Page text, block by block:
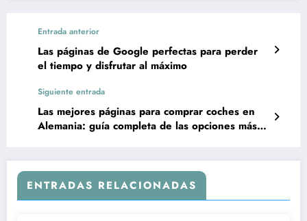
Entrada anterior
Las páginas de Google perfectas para perder
el tiempo y disfrutar al máximo
Siguiente entrada
Las mejores páginas para comprar coches en
Alemania: guía completa de las opciones más
ENTRADAS RELACIONADAS